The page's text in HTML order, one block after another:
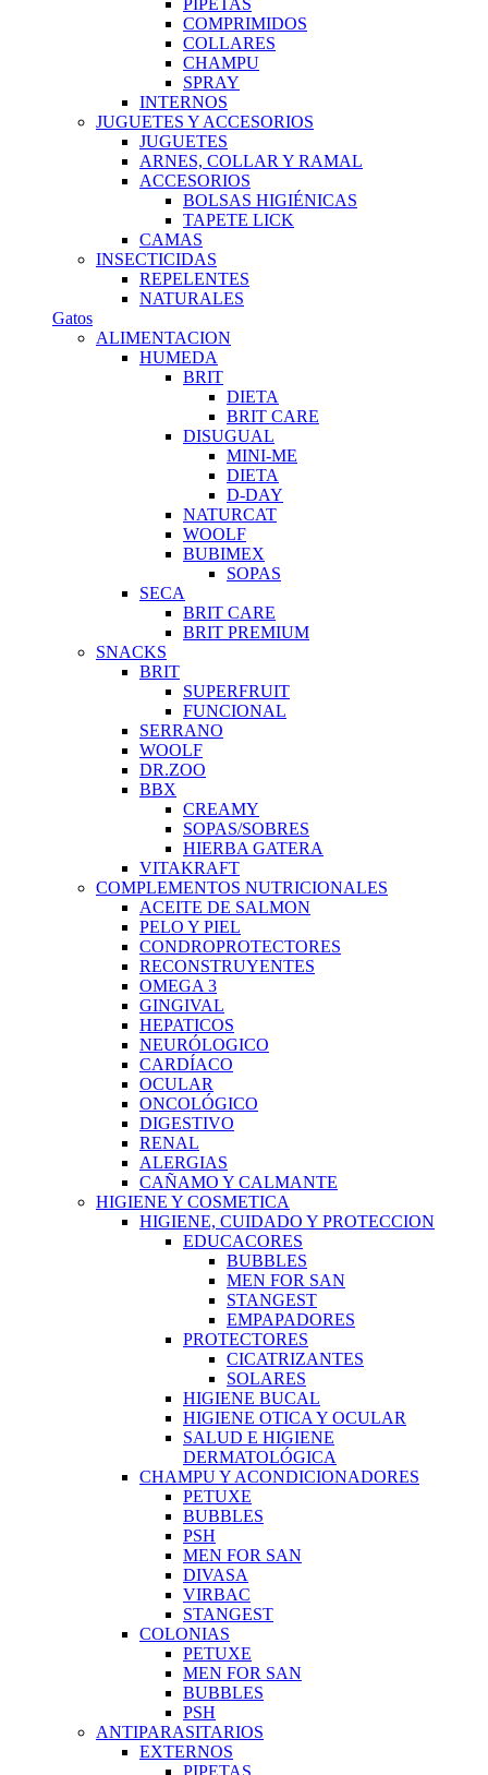
PIPETAS
COMPRIMIDOS
COLLARES
CHAMPU
SPRAY
INTERNOS
JUGUETES Y ACCESORIOS
JUGUETES
ARNES, COLLAR Y RAMAL
ACCESORIOS
BOLSAS HIGIÉNICAS
TAPETE LICK
CAMAS
INSECTICIDAS
REPELENTES
NATURALES
Gatos
ALIMENTACION
HUMEDA
BRIT
DIETA
BRIT CARE
DISUGUAL
MINI-ME
DIETA
D-DAY
NATURCAT
WOOLF
BUBIMEX
SOPAS
SECA
BRIT CARE
BRIT PREMIUM
SNACKS
BRIT
SUPERFRUIT
FUNCIONAL
SERRANO
WOOLF
DR.ZOO
BBX
CREAMY
SOPAS/SOBRES
HIERBA GATERA
VITAKRAFT
COMPLEMENTOS NUTRICIONALES
ACEITE DE SALMON
PELO Y PIEL
CONDROPROTECTORES
RECONSTRUYENTES
OMEGA 3
GINGIVAL
HEPATICOS
NEURÓLOGICO
CARDÍACO
OCULAR
ONCOLÓGICO
DIGESTIVO
RENAL
ALERGIAS
CAÑAMO Y CALMANTE
HIGIENE Y COSMETICA
HIGIENE, CUIDADO Y PROTECCION
EDUCACORES
BUBBLES
MEN FOR SAN
STANGEST
EMPAPADORES
PROTECTORES
CICATRIZANTES
SOLARES
HIGIENE BUCAL
HIGIENE OTICA Y OCULAR
SALUD E HIGIENE
DERMATOLÓGICA
CHAMPU Y ACONDICIONADORES
PETUXE
BUBBLES
PSH
MEN FOR SAN
DIVASA
VIRBAC
STANGEST
COLONIAS
PETUXE
MEN FOR SAN
BUBBLES
PSH
ANTIPARASITARIOS
EXTERNOS
PIPETAS